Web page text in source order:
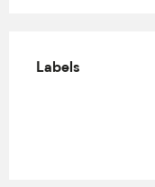
Labels
Labels